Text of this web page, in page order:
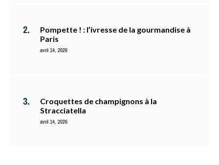
Pompette ! : l’ivresse de la gourmandise à
Paris
avril 14, 2026
Croquettes de champignons à la
Stracciatella
avril 14, 2026